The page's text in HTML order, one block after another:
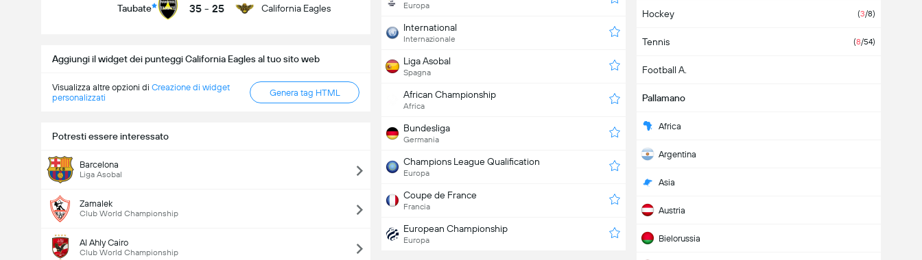
Taubate 35 - 25 California Eagles
Aggiungi il widget dei punteggi California Eagles al tuo sito web
Visualizza altre opzioni di Creazione di widget
personalizzati
Genera tag HTML
Potresti essere interessato
Barcelona
Liga Asobal
Zamalek
Club World Championship
Al Ahly Cairo
Club World Championship
Europa
International
Internazionale
Liga Asobal
Spagna
African Championship
Africa
Bundesliga
Germania
Champions League Qualification
Europa
Coupe de France
Francia
European Championship
Europa
Hockey (3/8)
Tennis (8/54)
Football A.
Pallamano
Africa
Argentina
Asia
Austria
Bielorussia